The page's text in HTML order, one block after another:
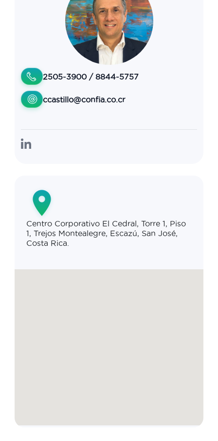
2505-3900 / 8844-5757
ccastillo@confia.co.cr
Centro Corporativo El Cedral, Torre 1, Piso
1, Trejos Montealegre, Escazú, San José,
Costa Rica.